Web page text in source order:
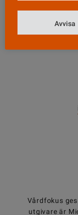
Vårdfokus
utgivare är
Avvisa